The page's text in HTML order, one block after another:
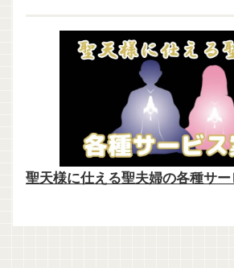
聖天様に仕える聖夫婦の各種サー